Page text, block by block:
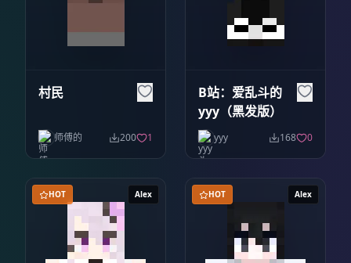
村民
师傅的 200 1
B站：爱乱斗的
yyy（黑发版）
yyy 168 0
Alex
HOT Alex
HOT